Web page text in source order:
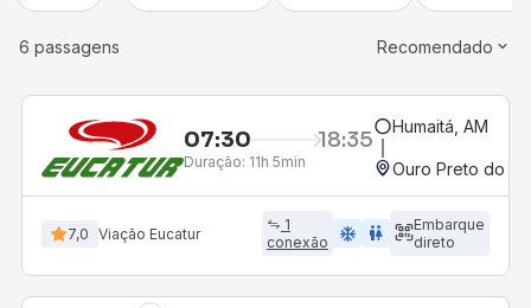
6 passagens Recomendado
07:30 18:35
Duração: 11h 5min
Humaitá, AM
Ouro Preto do
7,0 Viação Eucatur
1
conexão
ac_unit wc
Embarque
direto